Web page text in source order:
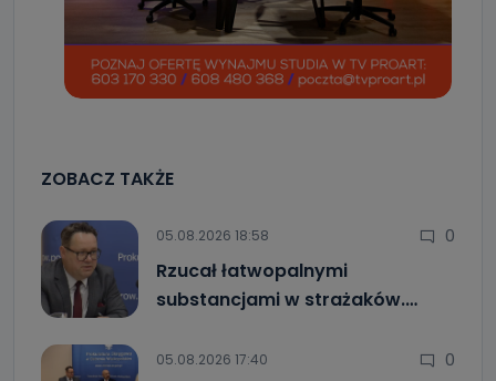
ZOBACZ TAKŻE
05.08.2026 18:58 0
Rzucał łatwopalnymi
substancjami w strażaków.…
05.08.2026 17:40 0